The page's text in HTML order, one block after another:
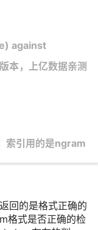
against
本，上亿数据亲测
索引用的是ngram
回的是格式正确的
格式是否正确的检